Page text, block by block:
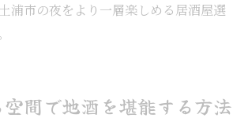
浦市の夜をより一層楽しめる居酒屋選
間で地酒を堪能する方法